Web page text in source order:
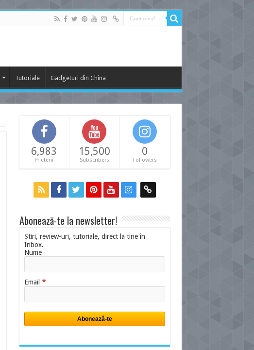
Tutoriale Gadgeturi din China
6,983
Prieteni
15,500
Subscribers
0
Followers
Abonează-te la newsletter!
Știri, review-uri, tutoriale, direct la tine în
Inbox.
Nume
Email *